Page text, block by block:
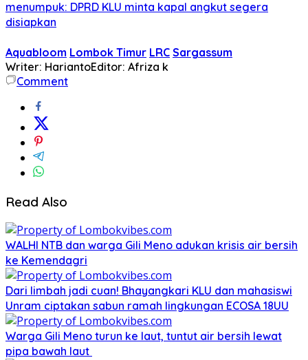
menumpuk: DPRD KLU minta kapal angkut segera
disiapkan
Aquabloom Lombok Timur LRC Sargassum
Writer: HariantoEditor: Afriza k
Comment
Read Also
WALHI NTB dan warga Gili Meno adukan krisis air bersih
ke Kemendagri
Dari limbah jadi cuan! Bhayangkari KLU dan mahasiswi
Unram ciptakan sabun ramah lingkungan ECOSA 18UU
Warga Gili Meno turun ke laut, tuntut air bersih lewat
pipa bawah laut